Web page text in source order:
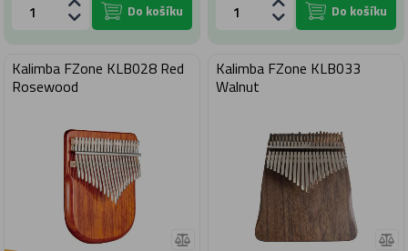
Do košíku Do košíku
Kalimba FZone KLB028 Red
Rosewood
Kalimba FZone KLB033
Walnut